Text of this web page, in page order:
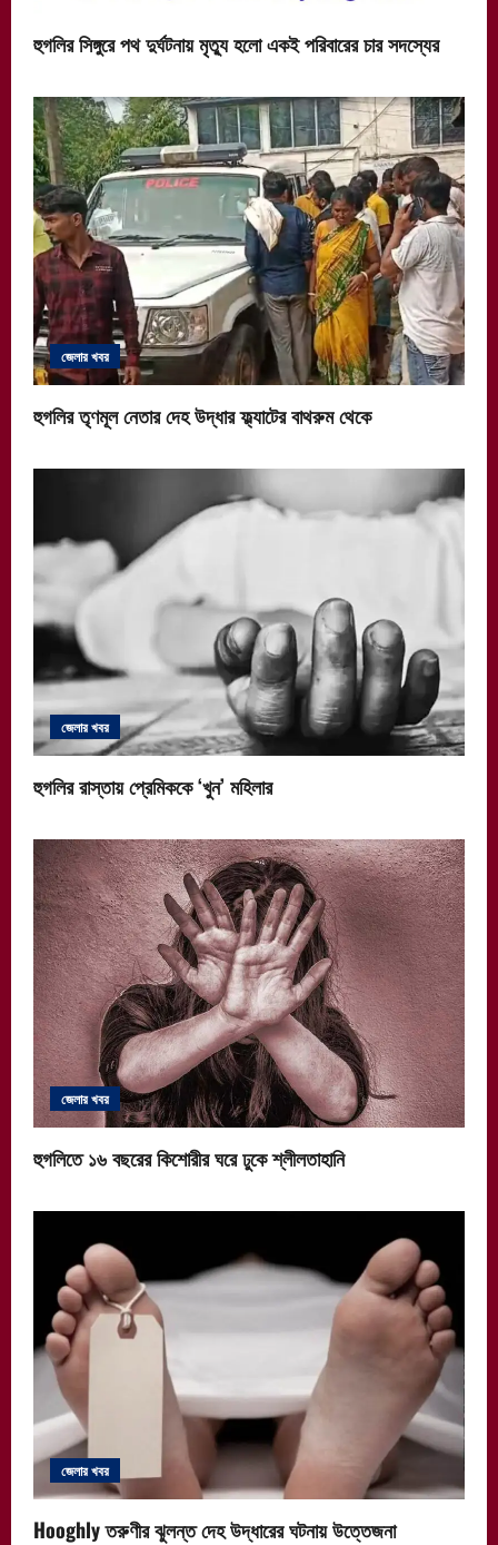
হুগলির সিঙ্গুরে পথ দুর্ঘটনায় মৃত্যু হলো একই পরিবারের চার সদস্যের
জেলার খবর
হুগলির তৃণমূল নেতার দেহ উদ্ধার ফ্ল্যাটের বাথরুম থেকে
জেলার খবর
হুগলির রাস্তায় প্রেমিককে ‘খুন’ মহিলার
জেলার খবর
হুগলিতে ১৬ বছরের কিশোরীর ঘরে ঢুকে শ্লীলতাহানি
জেলার খবর
Hooghly তরুণীর ঝুলন্ত দেহ উদ্ধারের ঘটনায় উত্তেজনা